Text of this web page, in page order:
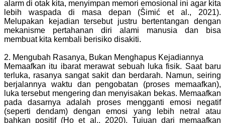
alarm di otak kita, menyimpan memori emosional ini agar kita
lebih waspada di masa depan (Šimić et al., 2021).
Melupakan kejadian tersebut justru bertentangan dengan
mekanisme pertahanan diri alami manusia dan bisa
membuat kita kembali berisiko disakiti.
2. Mengubah Rasanya, Bukan Menghapus Kejadiannya
Memaafkan itu ibarat merawat sebuah luka fisik. Saat baru
terluka, rasanya sangat sakit dan berdarah. Namun, seiring
berjalannya waktu dan pengobatan (proses memaafkan),
luka tersebut mengering dan menyisakan bekas. Memaafkan
pada dasarnya adalah proses mengganti emosi negatif
(seperti dendam) dengan emosi yang lebih netral atau
bahkan positif (Ho et al., 2020). Tujuan dari memaafkan